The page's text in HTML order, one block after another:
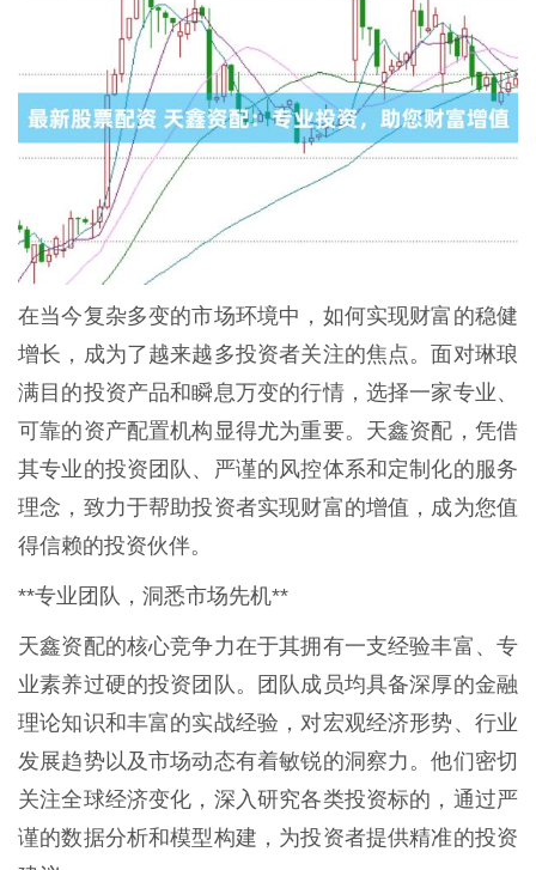
在当今复杂多变的市场环境中，如何实现财富的稳健
增长，成为了越来越多投资者关注的焦点。面对琳琅
满目的投资产品和瞬息万变的行情，选择一家专业、
可靠的资产配置机构显得尤为重要。天鑫资配，凭借
其专业的投资团队、严谨的风控体系和定制化的服务
理念，致力于帮助投资者实现财富的增值，成为您值
得信赖的投资伙伴。
**专业团队，洞悉市场先机**
天鑫资配的核心竞争力在于其拥有一支经验丰富、专
业素养过硬的投资团队。团队成员均具备深厚的金融
理论知识和丰富的实战经验，对宏观经济形势、行业
发展趋势以及市场动态有着敏锐的洞察力。他们密切
关注全球经济变化，深入研究各类投资标的，通过严
谨的数据分析和模型构建，为投资者提供精准的投资